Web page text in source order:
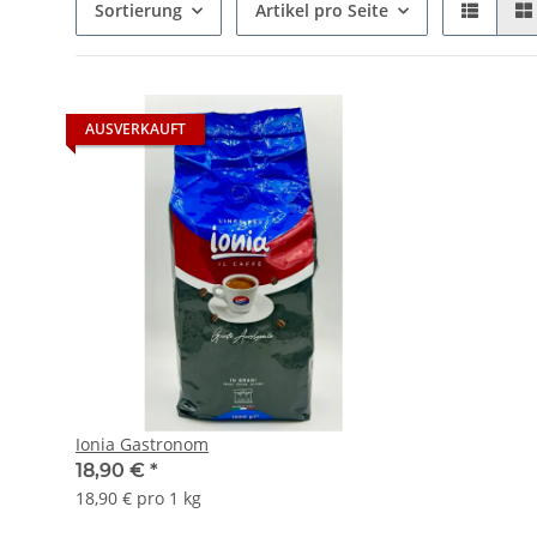
Sortierung Artikel pro Seite
AUSVERKAUFT
Ionia Gastronom
18,90 € *
18,90 € pro 1 kg